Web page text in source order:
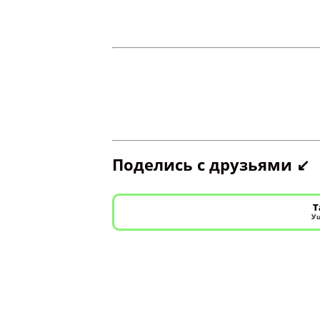
Поделись с друзьями ↙️